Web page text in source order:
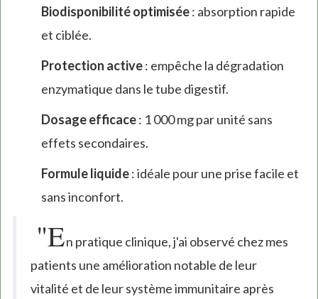
Biodisponibilité optimisée: absorption rapide
et ciblée.
Protection active: empêche la dégradation
enzymatique dans le tube digestif.
Dosage efficace: 1 000 mg par unité sans
effets secondaires.
Formule liquide: idéale pour une prise facile et
sans inconfort.
"En pratique clinique, j'ai observé chez mes
patients une amélioration notable de leur
vitalité et de leur système immunitaire après